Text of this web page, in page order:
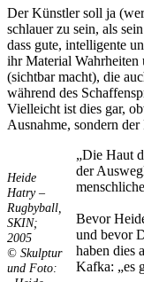
Der Künstler soll ja
schlauer zu sein, als
dass gute, intelligente
ihr Material Wahrheiten
(sichtbar macht), die
während des
Vielleicht ist dies gar,
Ausnahme, sondern
Heide
Hatry –
Rugbyball,
SKIN;
2005
© Skulptur
und Foto:
„Die Haut
der
Bevor
und bevor
haben dies
Kafka: „es